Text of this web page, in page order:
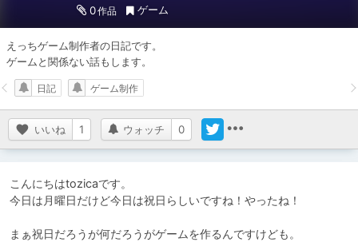
0作品 ゲーム
えっちゲーム制作者の日記です。
ゲームと関係ない話もします。
いいね 1 ウォッチ 0
日記 ゲーム制作
こんにちはtozicaです。
今日は月曜日だけど今日は祝日らしいですね！やったね！
まぁ祝日だろうが何だろうがゲームを作るんですけども。